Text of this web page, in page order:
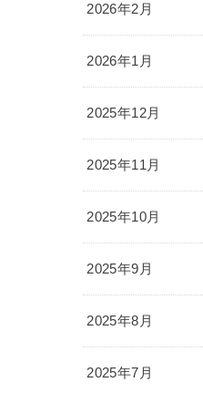
2026年2月
2026年1月
2025年12月
2025年11月
2025年10月
2025年9月
2025年8月
2025年7月